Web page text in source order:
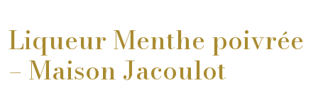
Liqueur Menthe poivrée
– Maison Jacoulot